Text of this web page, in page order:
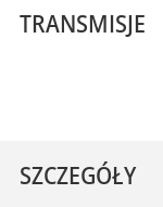
TRANSMISJE
SZCZEGÓŁY